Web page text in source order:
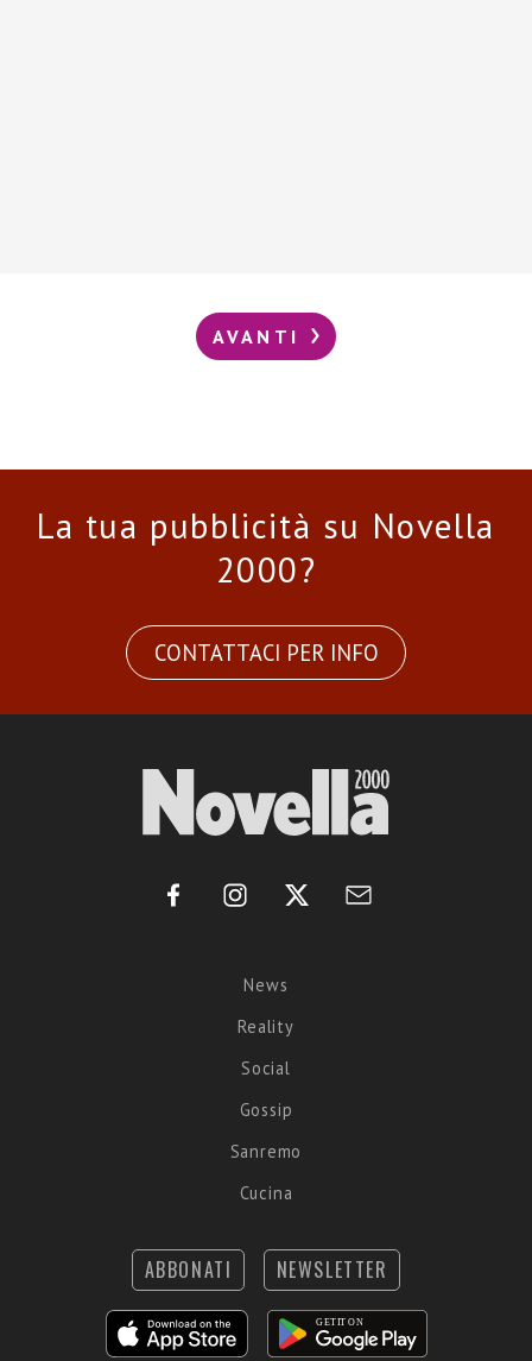
AVANTI
La tua pubblicità su Novella
2000?
CONTATTACI PER INFO
News
Reality
Social
Gossip
Sanremo
Cucina
ABBONATI NEWSLETTER